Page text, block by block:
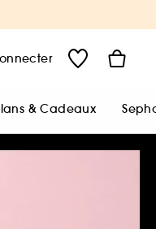
& Cadeaux